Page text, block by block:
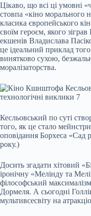
Цікаво, що всі ці умовні
стовпа «кіно морального
класика європейського
своїм героєм, якого
екшенів Владислава
це ідеальний приклад
винятково сухою,
моралізаторства.
Кесльовський по суті
того, як це стало
оповідання Борхеса «Сад
року.)
Досить згадати хітовий
іронічну «Мелінду та
філософський
Дормеля. А сьогодні
мультивсесвіту на